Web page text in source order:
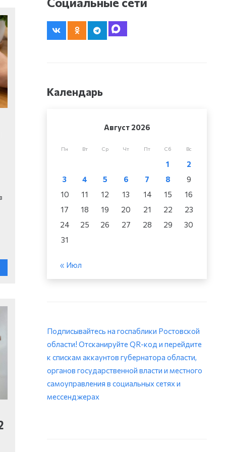
Календарь
Август 2026
Пн Вт Ср Чт Пт Сб Вс
1
2
3
4 5 6 7 8
9
10
11 12 13 14 15
16
17
18 19 20 21 22
23
24
25 26 27 28 29
30
31
« Июл
Подписывайтесь на госпаблики Ростовской
области! Отсканируйте QR-код и перейдите
к спискам аккаунтов губернатора области,
органов государственной власти и местного
самоуправления в социальных сетях и
мессенджерах